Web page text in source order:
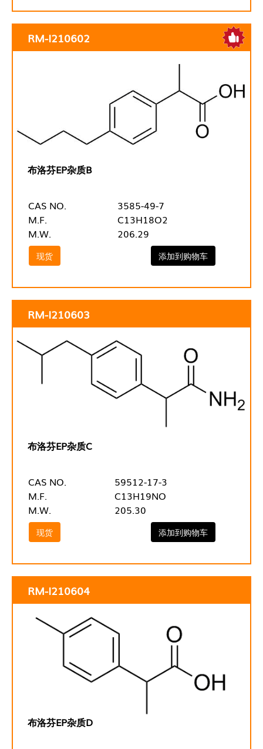
RM-I210602
布洛芬EP杂质B
CAS NO.
3585-49-7
M.F.
C13H18O2
M.W.
206.29
现货 添加到购物车
RM-I210603
布洛芬EP杂质C
CAS NO.
59512-17-3
M.F.
C13H19NO
M.W.
205.30
现货 添加到购物车
RM-I210604
布洛芬EP杂质D